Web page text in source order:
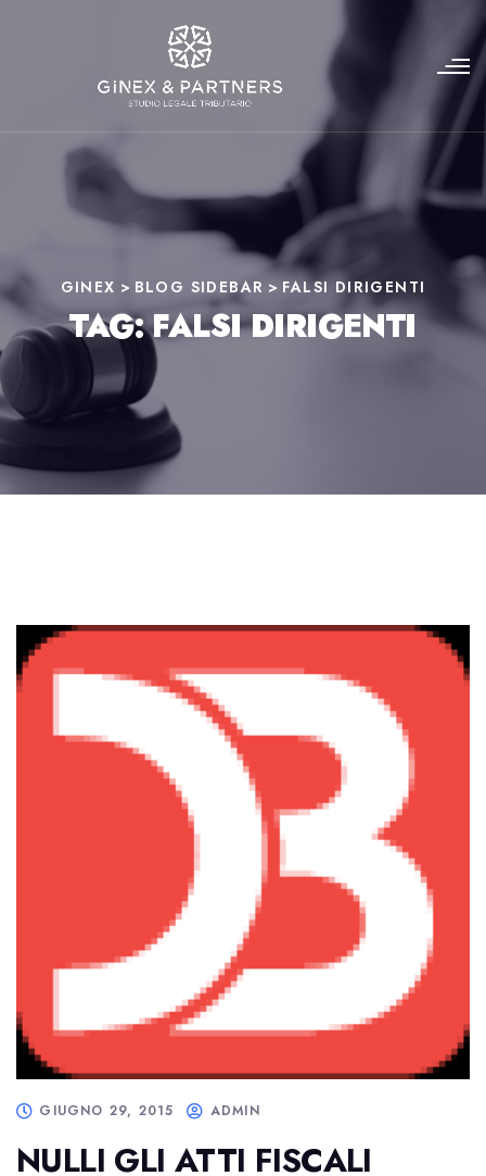
GINEX > BLOG SIDEBAR > FALSI DIRIGENTI
TAG:FALSI DIRIGENTI
GIUGNO 29, 2015 ADMIN
NULLI GLI ATTI FISCALI